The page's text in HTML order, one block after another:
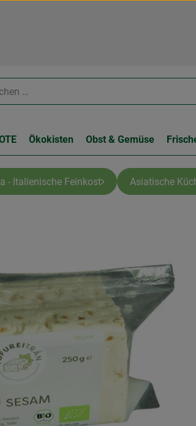
Ökokisten Obst & Gemüse
- Italienische Feinkost Asiatische